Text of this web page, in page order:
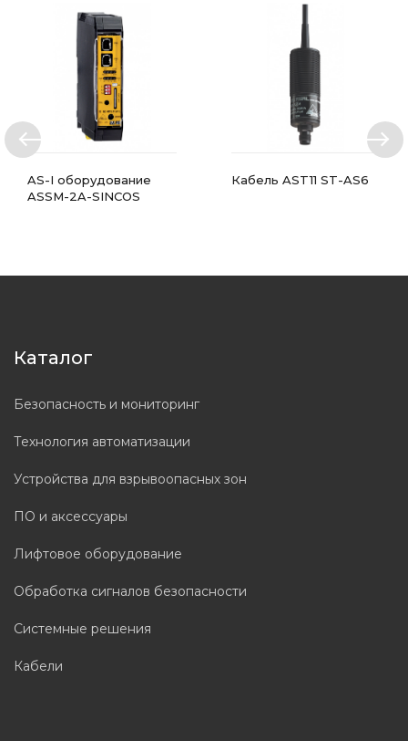
AS-I оборудование
ASSM-2A-SINCOS
Кабель AST11 ST-AS6
Каталог
Безопасность и мониторинг
Технология автоматизации
Устройства для взрывоопасных зон
ПО и аксессуары
Лифтовое оборудование
Обработка сигналов безопасности
Системные решения
Кабели